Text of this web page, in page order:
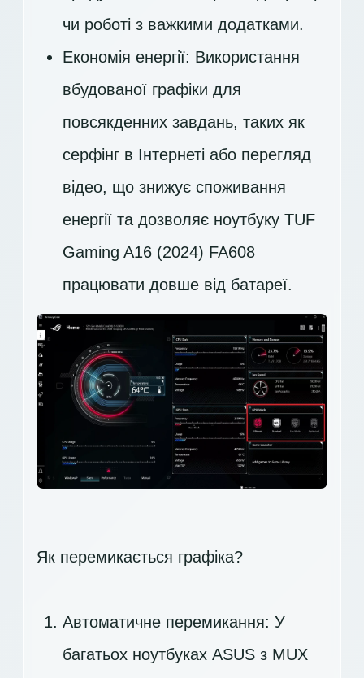
чи роботі з важкими додатками.
Економія енергії: Використання
вбудованої графіки для
повсякденних завдань, таких як
серфінг в Інтернеті або перегляд
відео, що знижує споживання
енергії та дозволяє ноутбуку TUF
Gaming A16 (2024) FA608
працювати довше від батареї.
Як перемикається графіка?
Автоматичне перемикання: У
багатьох ноутбуках ASUS з MUX